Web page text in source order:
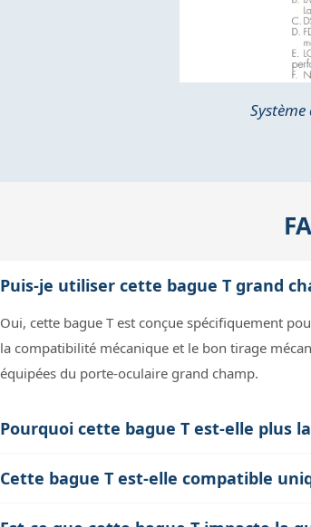
Puis-je utiliser cette bague T grand
Oui, cette bague T est conçue spécifiquement
la compatibilité mécanique et le bon tirage
équipées du porte-oculaire grand champ.
Pourquoi cette bague T est-elle plus
produire avec les bagues T classiques trop
lunettes avec un porte-oculaire 2.4". Cette
Cette bague T est-elle compatible